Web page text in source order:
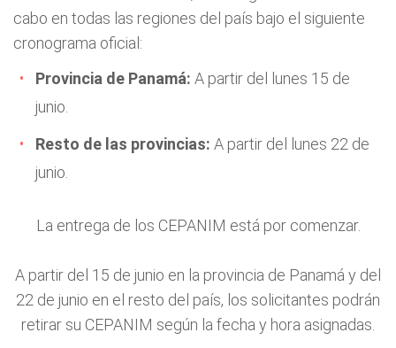
cabo en todas las regiones del país bajo el siguiente
cronograma oficial:
Provincia de Panamá: A partir del lunes 15 de
junio.
Resto de las provincias: A partir del lunes 22 de
junio.
La entrega de los CEPANIM está por comenzar.
A partir del 15 de junio en la provincia de Panamá y del
22 de junio en el resto del país, los solicitantes podrán
retirar su CEPANIM según la fecha y hora asignadas.